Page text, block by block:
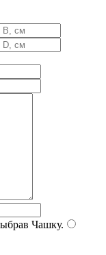
Чашку.